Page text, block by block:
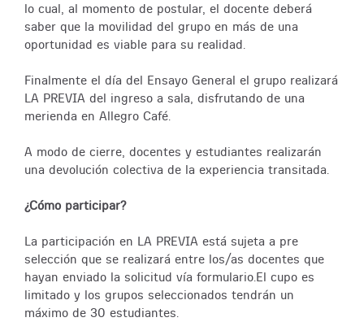
lo cual, al momento de postular, el docente deberá
saber que la movilidad del grupo en más de una
oportunidad es viable para su realidad.
Finalmente el día del Ensayo General el grupo realizará
LA PREVIA del ingreso a sala, disfrutando de una
merienda en Allegro Café.
A modo de cierre, docentes y estudiantes realizarán
una devolución colectiva de la experiencia transitada.
¿Cómo participar?
La participación en LA PREVIA está sujeta a pre
selección que se realizará entre los/as docentes que
hayan enviado la solicitud vía formulario.El cupo es
limitado y los grupos seleccionados tendrán un
máximo de 30 estudiantes.